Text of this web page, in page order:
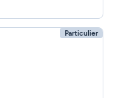
Particulier